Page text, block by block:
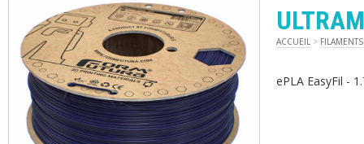
ACCUEIL > FILAMENTS
ePLA EasyFil -